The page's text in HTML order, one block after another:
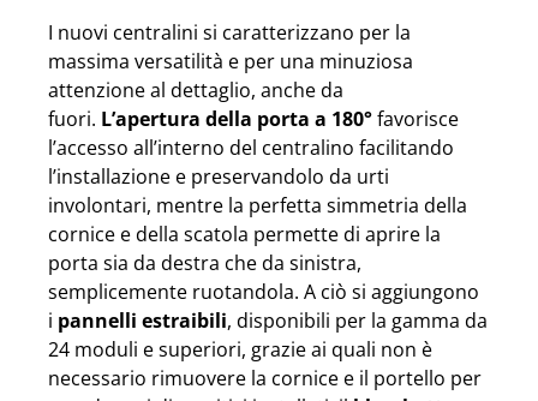
I nuovi centralini si caratterizzano per la
massima versatilità e per una minuziosa
attenzione al dettaglio, anche da
fuori. L’apertura della porta a 180°favorisce
l’accesso all’interno del centralino facilitando
l’installazione e preservandolo da urti
involontari, mentre la perfetta simmetria della
cornice e della scatola permette di aprire la
porta sia da destra che da sinistra,
semplicemente ruotandola. A ciò si aggiungono
i pannelli estraibili, disponibili per la gamma da
24 moduli e superiori, grazie ai quali non è
necessario rimuovere la cornice e il portello per